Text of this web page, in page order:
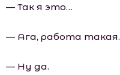
— Так я это…
— Ага, работа такая.
— Ну да.